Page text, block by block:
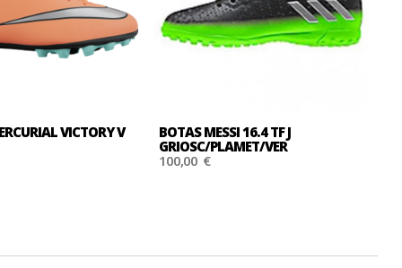
VICTORY V
BOTAS MESSI 16.4 TF J
GRIOSC/PLAMET/VER
100,00 €